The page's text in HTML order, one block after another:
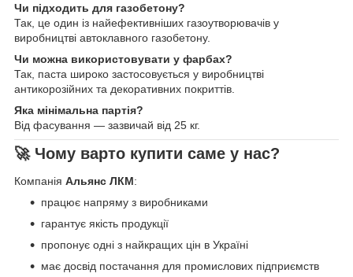
Чи підходить для газобетону?
Так, це один із найефективніших газоутворювачів у
виробництві автоклавного газобетону.
Чи можна використовувати у фарбах?
Так, паста широко застосовується у виробництві
антикорозійних та декоративних покриттів.
Яка мінімальна партія?
Від фасування — зазвичай від 25 кг.
🚀 Чому варто купити саме у нас?
Компанія Альянс ЛКМ:
працює напряму з виробниками
гарантує якість продукції
пропонує одні з найкращих цін в Україні
має досвід постачання для промислових підприємств